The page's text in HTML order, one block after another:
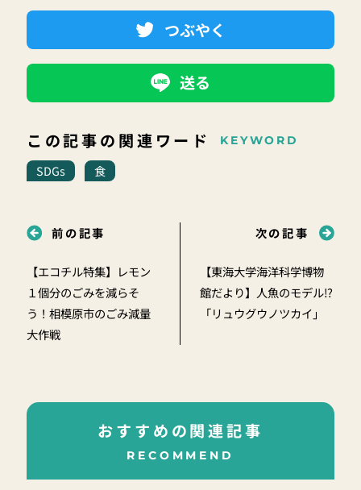
つぶやく
送る
この記事の関連ワード KEYWORD
SDGs 食
前の記事
【エコチル特集】レモン
１個分のごみを減らそ
う！相模原市のごみ減量
大作戦
次の記事
【東海大学海洋科学博物
館だより】人魚のモデル⁉
「リュウグウノツカイ」
おすすめの関連記事
RECOMMEND